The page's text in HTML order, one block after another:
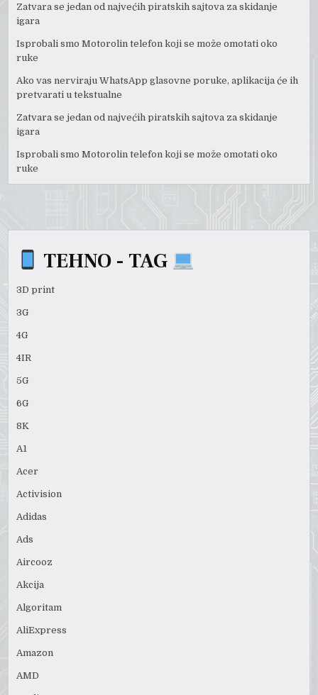
Zatvara se jedan od najvećih piratskih sajtova za skidanje
igara
Isprobali smo Motorolin telefon koji se može omotati oko
ruke
Ako vas nerviraju WhatsApp glasovne poruke, aplikacija će ih
pretvarati u tekstualne
Zatvara se jedan od najvećih piratskih sajtova za skidanje
igara
Isprobali smo Motorolin telefon koji se može omotati oko
ruke
TEHNO - TAG
3D print
3G
4G
4IR
5G
6G
8K
A1
Acer
Activision
Adidas
Ads
Aircooz
Akcija
Algoritam
AliExpress
Amazon
AMD